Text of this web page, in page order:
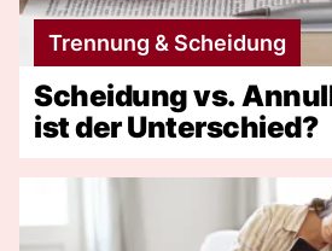
Trennung & Scheidung
Scheidung vs.
ist der Unterschied?